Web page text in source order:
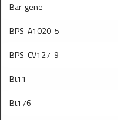
Bar-gene
BPS-A1020-5
BPS-CV127-9
Bt11
Bt176